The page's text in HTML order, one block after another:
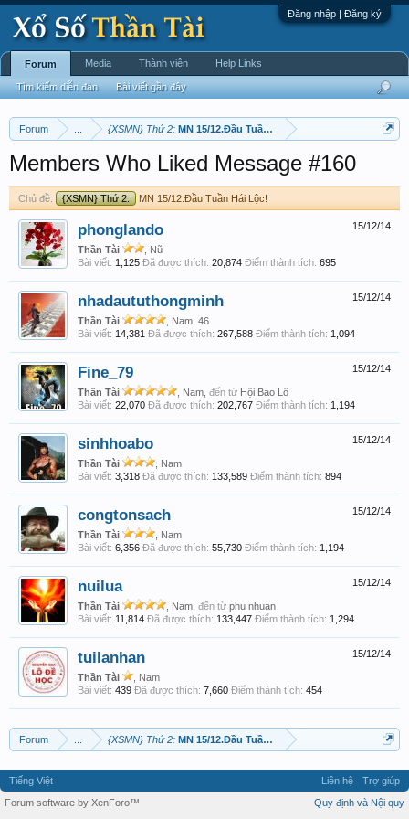
Đăng nhập | Đăng ký
Forum {XSMN} Thứ 2: MN 15/12.Đầu Tuần Hái Lộc!
Members Who Liked Message #160
Chủ đề: {XSMN} Thứ 2: MN 15/12.Đầu Tuần Hái Lộc!
15/12/14
phonglando
Thần Tài
, Nữ
Bài viết: 1,125 Đã được thích: 20,874 Điểm thành tích: 695
15/12/14
nhadaututhongminh
Thần Tài
, Nam, 46
Bài viết: 14,381 Đã được thích: 267,588 Điểm thành tích: 1,094
15/12/14
Fine_79
Thần Tài , Nam, đến từ Hội Bao Lô
Bài viết: 22,070 Đã được thích: 202,767 Điểm thành tích: 1,194
15/12/14
sinhhoabo
Thần Tài
, Nam
Bài viết: 3,318 Đã được thích: 133,589 Điểm thành tích: 894
15/12/14
congtonsach
Thần Tài
, Nam
Bài viết: 6,356 Đã được thích: 55,730 Điểm thành tích: 1,194
15/12/14
nuilua
Thần Tài , Nam, đến từ phu nhuan
Bài viết: 11,814 Đã được thích: 133,447 Điểm thành tích: 1,294
15/12/14
tuilanhan
Thần Tài
, Nam
Bài viết: 439 Đã được thích: 7,660 Điểm thành tích: 454
Forum {XSMN} Thứ 2: MN 15/12.Đầu Tuần Hái Lộc!
Forum
Tìm kiếm diễn đàn Bài viết gần đây
Media Thành viên Help Links
Tiếng Việt Liên hệ
Trợ giúp
Quy định và Nội quy
Forum software by XenForo™